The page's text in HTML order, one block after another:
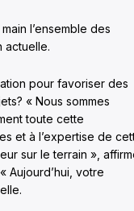
l’ensemble des
actuelle.
pour favoriser des
« Nous sommes
toute cette
et à l’expertise de
sur le terrain »,
Aujourd’hui, votre